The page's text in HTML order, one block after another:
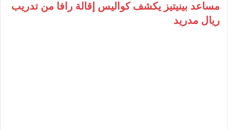
مساعد بينيتيز يكشف كواليس إقالة رافا من تدريب
ريال مدريد